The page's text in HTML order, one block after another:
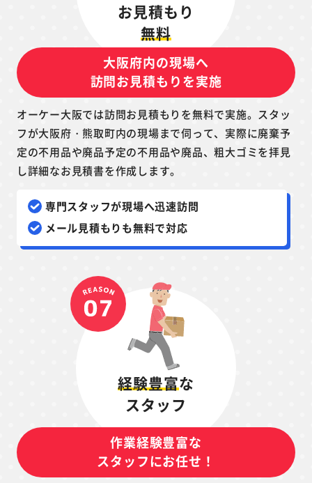
お見積もり
無料
大阪府内の現場へ
訪問お見積もりを実施
オーケー大阪では訪問お見積もりを無料で実施。スタッ
フが大阪府・熊取町内の現場まで伺って、実際に廃棄予
定の不用品や廃品予定の不用品や廃品、粗大ゴミを拝見
し詳細なお見積書を作成します。
専門スタッフが現場へ迅速訪問
メール見積もりも無料で対応
経験豊富な
スタッフ
作業経験豊富な
スタッフにお任せ！